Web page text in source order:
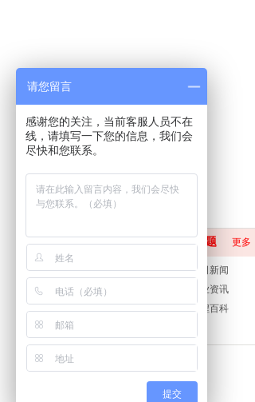
标题 更多
公司新闻
行业资讯
工程百科
标题 更多
检测案例
设备展示
请您留言
感谢您的关注，当前客服人员不在
线，请填写一下您的信息，我们会
尽快和您联系。
提交